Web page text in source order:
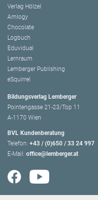
Verlag Hölzel
Amlogy
Chocolate
Logbuch
Eduvidual
Lernraum
Lemberger Publishing
eSquirrel
Bildungsverlag Lemberger
Pointengasse 21-23/Top 11
A-1170 Wien
BVL Kundenberatung
Telefon: +43 / (0)650 / 33 24 997
E-Mail: office@lemberger.at